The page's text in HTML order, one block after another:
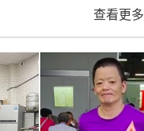
查看更多